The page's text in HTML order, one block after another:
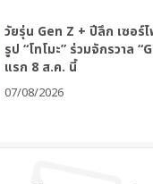
วัยรุ่น Gen Z + ปีลึก เซอร์
รูป “โทโมะ” ร่วมจักรวาล
แรก 8 ส.ค. นี้
07/08/2026